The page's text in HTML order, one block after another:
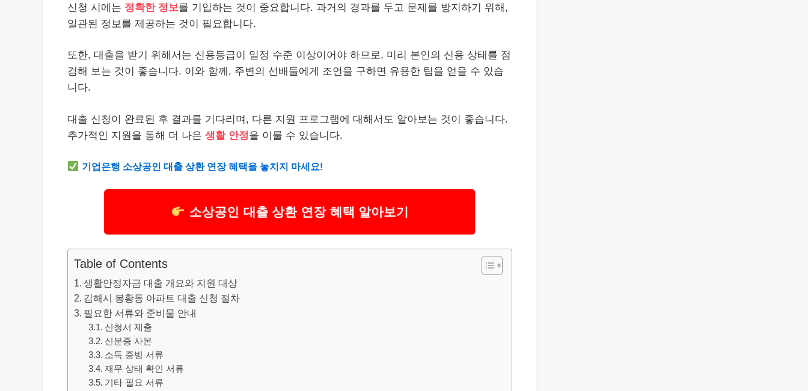
신청 시에는 정확한 정보를 기입하는 것이 중요합니다. 과거의 경과를 두고 문제를 방지하기 위해,
일관된 정보를 제공하는 것이 필요합니다.
또한, 대출을 받기 위해서는 신용등급이 일정 수준 이상이어야 하므로, 미리 본인의 신용 상태를 점
검해 보는 것이 좋습니다. 이와 함께, 주변의 선배들에게 조언을 구하면 유용한 팁을 얻을 수 있습
니다.
대출 신청이 완료된 후 결과를 기다리며, 다른 지원 프로그램에 대해서도 알아보는 것이 좋습니다.
추가적인 지원을 통해 더 나은 생활 안정을 이룰 수 있습니다.
기업은행 소상공인 대출 상환 연장 혜택을 놓치지 마세요!
소상공인 대출 상환 연장 혜택 알아보기
Table of Contents
생활안정자금 대출 개요와 지원 대상
김해시 봉황동 아파트 대출 신청 절차
필요한 서류와 준비물 안내
신청서 제출
신분증 사본
소득 증빙 서류
재무 상태 확인 서류
기타 필요 서류